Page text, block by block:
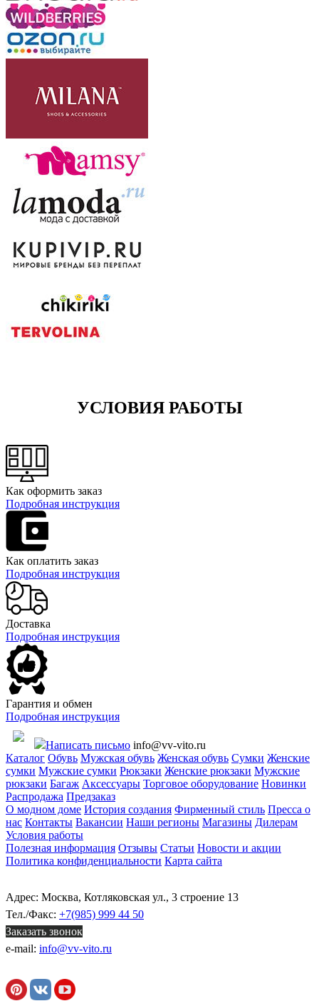
УСЛОВИЯ РАБОТЫ
Как оформить заказ
Подробная инструкция
Как оплатить заказ
Подробная инструкция
Доставка
Подробная инструкция
Гарантия и обмен
Подробная инструкция
Написать письмо info@vv-vito.ru
Каталог Обувь Мужская обувь Женская обувь Сумки Женские
сумки Мужские сумки Рюкзаки Женские рюкзаки Мужские
рюкзаки Багаж Аксессуары Торговое оборудование Новинки
Распродажа Предзаказ
О модном доме История создания Фирменный стиль Пресса о
нас Контакты Вакансии Наши регионы Магазины Дилерам
Условия работы
Полезная информация Отзывы Статьи Новости и акции
Политика конфиденциальности Карта сайта
Адрес: Москва, Котляковская ул., 3 строение 13
Тел./Факс: +7(985) 999 44 50
Заказать звонок
e-mail: info@vv-vito.ru